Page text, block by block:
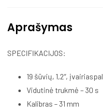
Aprašymas
SPECIFIKACIJOS:
19 šūvių, 1,2″,
Vidutinė trukmė – 30 s
Kalibras – 31 mm